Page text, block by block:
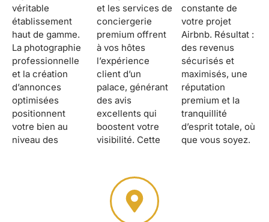
véritable
établissement
haut de gamme.
La photographie
professionnelle
et la création
d’annonces
optimisées
positionnent
votre bien au
niveau des
et les services de
conciergerie
premium offrent
à vos hôtes
l’expérience
client d’un
palace, générant
des avis
excellents qui
boostent votre
visibilité. Cette
constante de
votre projet
Airbnb. Résultat :
des revenus
sécurisés et
maximisés, une
réputation
premium et la
tranquillité
d’esprit totale, où
que vous soyez.